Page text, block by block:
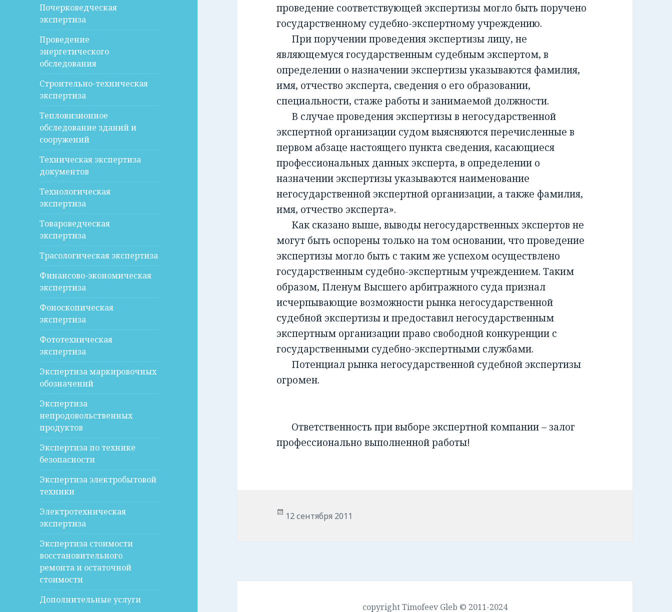
Почерковедческая
экспертиза
Проведение
энергетического
обследования
Строительно-техническая
экспертиза
Тепловизионное
обследование зданий и
сооружений
Техническая экспертиза
документов
Технологическая
экспертиза
Товароведческая
экспертиза
Трасологическая экспертиза
Финансово-экономическая
экспертиза
Фоноскопическая
экспертиза
Фототехническая
экспертиза
Экспертиза маркировочных
обозначений
Экспертиза
непродовольственных
продуктов
Экспертиза по технике
безопасности
Экспертиза электробытовой
техники
Электротехническая
экспертиза
Экспертиза стоимости
восстановительного
ремонта и остаточной
стоимости
Дополнительные услуги
проведение соответствующей экспертизы могло быть поручено
государственному судебно-экспертному учреждению.
При поручении проведения экспертизы лицу, не
являющемуся государственным судебным экспертом, в
определении о назначении экспертизы указываются фамилия,
имя, отчество эксперта, сведения о его образовании,
специальности, стаже работы и занимаемой должности.
В случае проведения экспертизы в негосударственной
экспертной организации судом выясняются перечисленные в
первом абзаце настоящего пункта сведения, касающиеся
профессиональных данных эксперта, в определении о
назначении экспертизы указываются наименование
негосударственной экспертной организации, а также фамилия,
имя, отчество эксперта».
Как сказано выше, выводы негосударственных экспертов не
могут быть оспорены только на том основании, что проведение
экспертизы могло быть с таким же успехом осуществлено
государственным судебно-экспертным учреждением. Таким
образом, Пленум Высшего арбитражного суда признал
исчерпывающие возможности рынка негосударственной
судебной экспертизы и предоставил негосударственным
экспертным организации право свободной конкуренции с
государственными судебно-экспертными службами.
Потенциал рынка негосударственной судебной экспертизы
огромен.
Ответственность при выборе экспертной компании – залог
профессионально выполненной работы!
Опубликовано
12 сентября 2011
copyright Timofeev Gleb © 2011-2024